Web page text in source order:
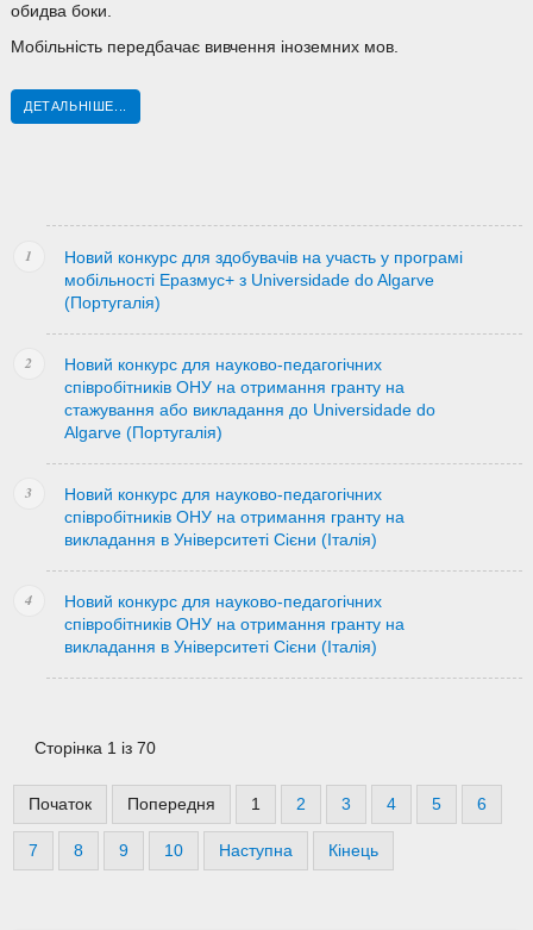
обидва боки.
Мобільність передбачає вивчення іноземних мов.
ДЕТАЛЬНІШЕ...
Новий конкурс для здобувачів на участь у програмі
мобільності Еразмус+ з Universidade do Algarve
(Португалія)
Новий конкурс для науково-педагогічних
співробітників ОНУ на отримання гранту на
стажування або викладання до Universidade do
Algarve (Португалія)
Новий конкурс для науково-педагогічних
співробітників ОНУ на отримання гранту на
викладання в Університеті Сієни (Італія)
Новий конкурс для науково-педагогічних
співробітників ОНУ на отримання гранту на
викладання в Університеті Сієни (Італія)
Сторінка 1 із 70
Початок Попередня 1 2 3 4 5 6
7 8 9 10 Наступна Кінець